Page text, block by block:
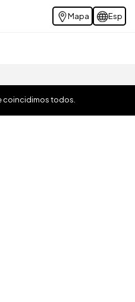
Mapa Esp
coincidimos todos.